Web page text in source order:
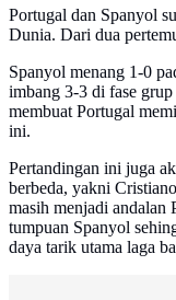
Portugal dan Spanyol
Dunia. Dari dua
Spanyol menang 1-0
imbang 3-3 di fase
membuat Portugal
ini.
Pertandingan ini juga
berbeda, yakni
masih menjadi andalan
tumpuan Spanyol
daya tarik utama laga